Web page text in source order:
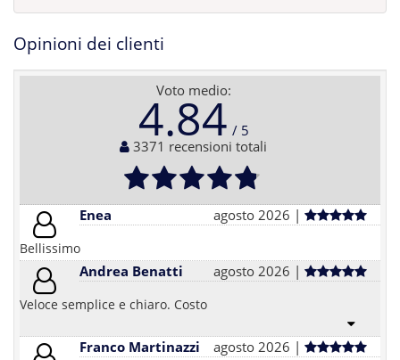
Opinioni dei clienti
Voto medio:
4.84
3371 recensioni totali
Enea agosto 2026 |
Bellissimo
Andrea Benatti agosto 2026 |
Veloce semplice e chiaro. Costo
Franco Martinazzi agosto 2026 |